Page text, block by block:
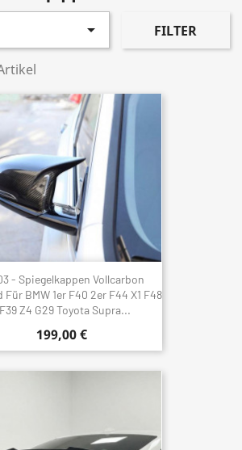
 FILTER
- Spiegelkappen Vollcarbon
Für BMW 1er F40 2er F44 X1 F48
Z4 G29 Toyota Supra...
199,00 €